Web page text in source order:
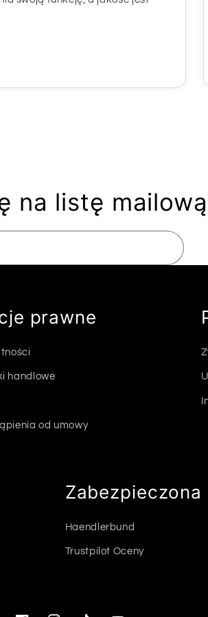
na listę
prawne
handlowe
od umowy
Zabezpieczona
Haendlerbund
Trustpilot Oceny